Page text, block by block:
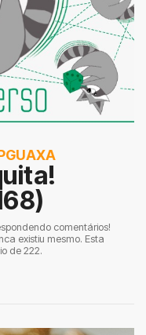
comentários!
existiu mesmo. Esta
de 222.